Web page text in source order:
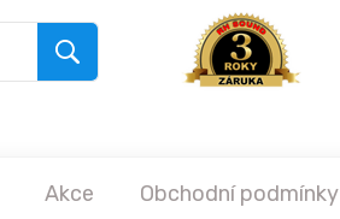
Akce Obchodní podmínky